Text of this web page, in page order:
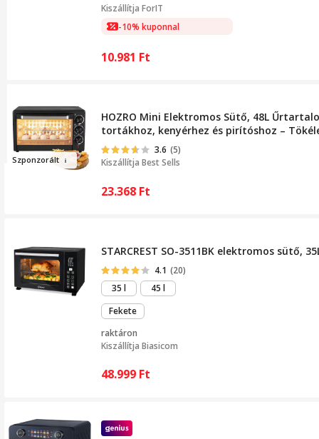
Kiszállítja ForIT
-10% kuponnal
10.981 Ft
Szponzorált
HOZRO Mini Elektromos Sütő, 48L
tortákhoz, kenyérhez és pirítóshoz –
3.6 (5)
Kiszállítja Best Sells
23.368 Ft
STARCREST SO-3511BK elektromos sütő,
4.1 (20)
35 l
45 l
Fekete
raktáron
Kiszállítja Biasicom
48.999 Ft